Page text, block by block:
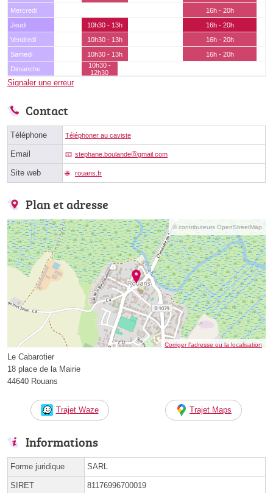
Mercredi
16h - 20h
Jeudi
10h30 - 13h
16h - 20h
Vendredi
10h30 - 13h
16h - 20h
Samedi
10h30 - 13h
16h - 20h
Dimanche
10h30 -
12h30
Signaler une erreur
Contact
Téléphone Téléphoner au caviste
Email stephane.boulandeⓐgmail.com
Site web rouans.fr
Plan et adresse
© contributeurs OpenStreetMap
Corriger l’adresse ou la localisation
Le Cabarotier
18 place de la Mairie
44640 Rouans
Trajet Waze Trajet Maps
Informations
Forme juridique SARL
SIRET 81176996700019